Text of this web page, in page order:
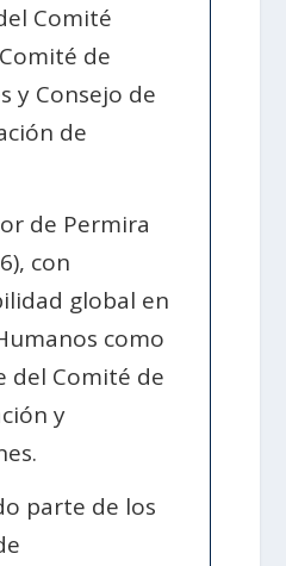
Comité
de
y Consejo de
de
de Permira
con
global en
como
del Comité de
y
parte de los